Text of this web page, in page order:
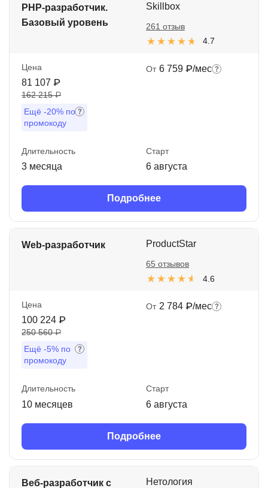
PHP-разработчик.
Базовый уровень
Skillbox
4.7
261 отзыв
Цена
81 107 ₽
162 215 ₽
Ещё -20% по
промокоду
От 6 759 ₽/мес
Длительность
3 месяца
Старт
6 августа
Подробнее
Web-разработчик ProductStar
4.6
65 отзывов
Цена
100 224 ₽
250 560 ₽
Ещё -5% по
промокоду
От 2 784 ₽/мес
Длительность
10 месяцев
Старт
6 августа
Подробнее
Веб-разработчик с
Нетология